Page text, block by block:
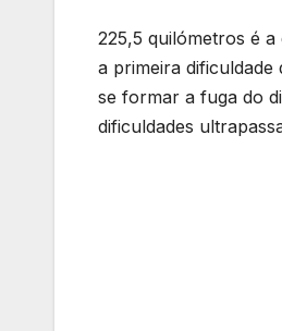
225,5 quilómetros é
a primeira
se formar a fuga do
dificuldades